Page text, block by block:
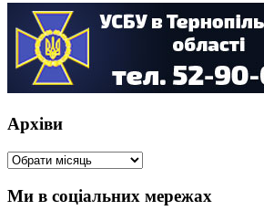
Архіви
Архіви
Ми в соціальних мережах